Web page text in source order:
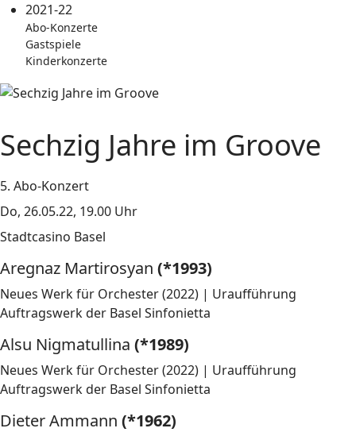
2021-22
Abo-Konzerte
Gastspiele
Kinderkonzerte
Sechzig Jahre im Groove
5. Abo-Konzert
Do, 26.05.22, 19.00 Uhr
Stadtcasino Basel
Aregnaz Martirosyan (*1993)
Neues Werk für Orchester (2022) | Uraufführung
Auftragswerk der Basel Sinfonietta
Alsu Nigmatullina (*1989)
Neues Werk für Orchester (2022) | Uraufführung
Auftragswerk der Basel Sinfonietta
Dieter Ammann (*1962)